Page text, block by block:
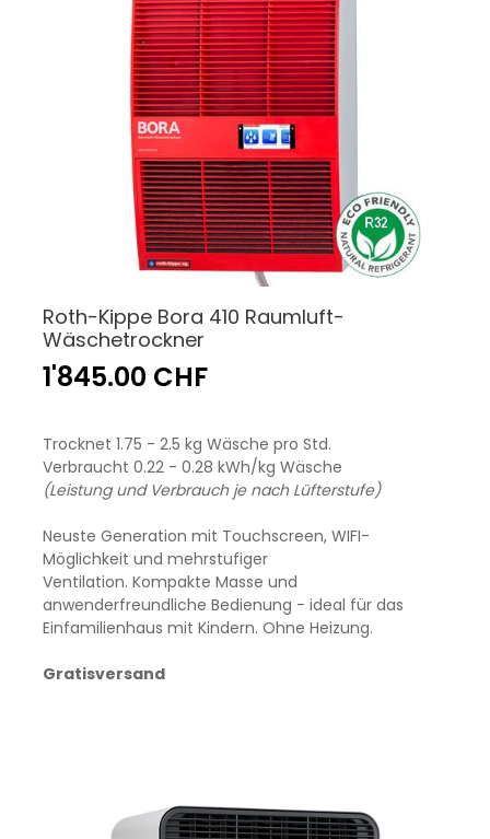
Roth-Kippe Bora 410 Raumluft-
Wäschetrockner
1'845.00 CHF
Trocknet 1.75 - 2.5 kg Wäsche pro Std.
Verbraucht 0.22 - 0.28 kWh/kg Wäsche
(Leistung und Verbrauch je nach Lüfterstufe)
Neuste Generation mit Touchscreen, WIFI-
Möglichkeit und mehrstufiger
Ventilation. Kompakte Masse und
anwenderfreundliche Bedienung - ideal für das
Einfamilienhaus mit Kindern. Ohne Heizung.
Gratisversand